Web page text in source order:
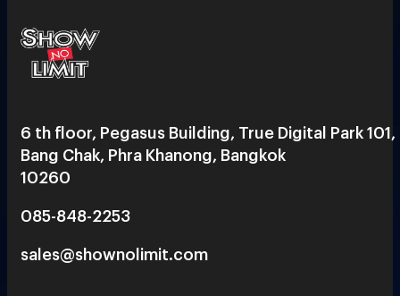
6 th floor, Pegasus Building, True Digital Park 101,
Bang Chak, Phra Khanong, Bangkok
10260
085-848-2253
sales@shownolimit.com